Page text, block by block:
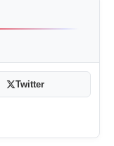
Twitter